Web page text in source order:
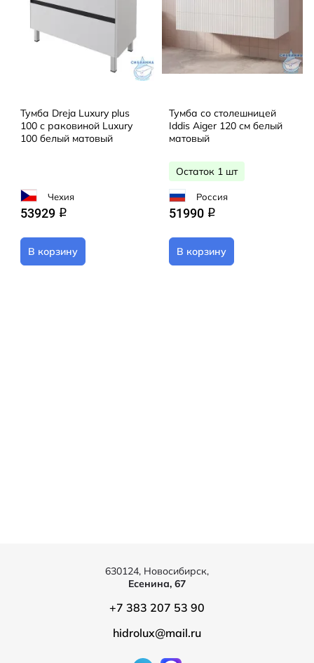
Тумба Dreja Luxury plus
100 с раковиной Luxury
100 белый матовый
Чехия
53929 q
В корзину
Тумба со столешницей
Iddis Aiger 120 см белый
матовый
Остаток 1 шт
Россия
51990 q
В корзину
630124, Новосибирск,
Есенина, 67
+7 383 207 53 90
hidrolux@mail.ru